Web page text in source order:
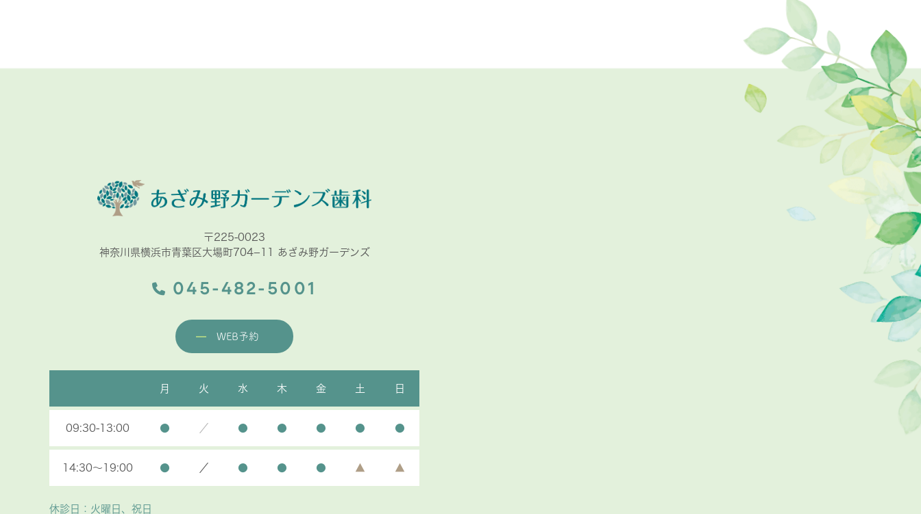
〒225-0023
神奈川県横浜市青葉区大場町704−11 あざみ野ガーデンズ
045-482-5001
WEB予約
月 火 水 木 金 土 日
09:30-13:00 ● ／ ● ● ● ● ●
14:30～19:00 ● ／ ● ● ● ▲ ▲
休診日：火曜日、祝日